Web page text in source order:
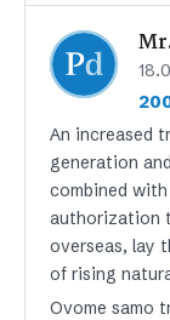
An increased
generation
combined
authorization
overseas, lay
of rising
Ovome samo